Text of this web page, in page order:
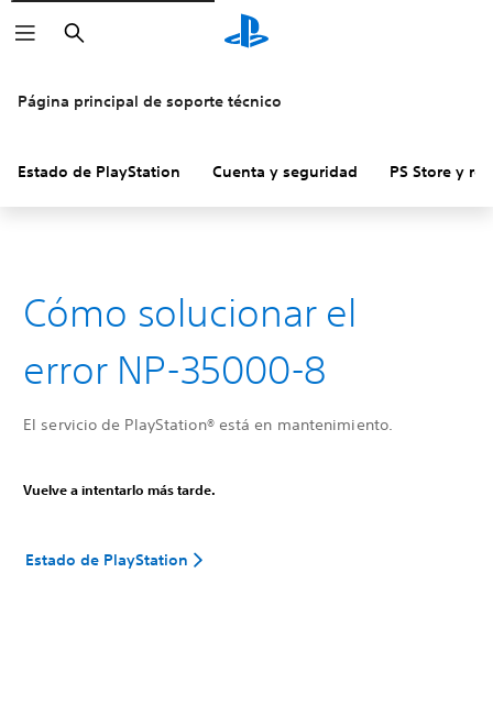
Buscar
Página principal de soporte técnico
Estado de PlayStation Cuenta y seguridad PS Store y
Cómo solucionar el
error NP-35000-8
El servicio de PlayStation® está en mantenimiento.
Vuelve a intentarlo más tarde.
Estado de PlayStation